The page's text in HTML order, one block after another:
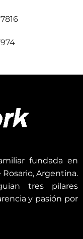
fundada en
Argentina.
tres pilares
y pasión por